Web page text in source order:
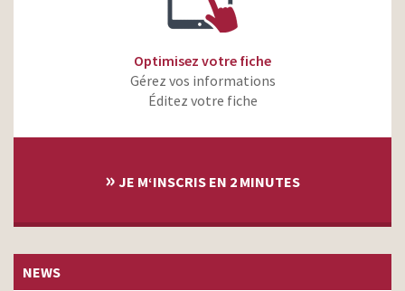
Optimisez votre fiche
Gérez vos informations
Éditez votre fiche
» JE M‘INSCRIS EN 2 MINUTES
NEWS